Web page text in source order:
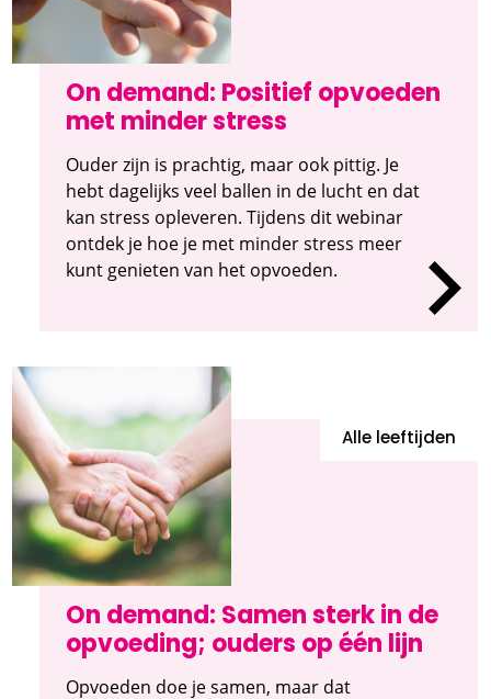
On demand: Positief opvoeden
met minder stress
Ouder zijn is prachtig, maar ook pittig. Je
hebt dagelijks veel ballen in de lucht en dat
kan stress opleveren. Tijdens dit webinar
ontdek je hoe je met minder stress meer
kunt genieten van het opvoeden.
On demand: Samen sterk in de
opvoeding; ouders op één lijn
Alle leeftijden
Opvoeden doe je samen, maar dat